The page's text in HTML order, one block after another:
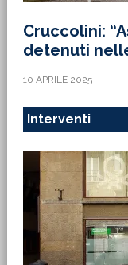
Cruccolini:
detenuti
10 APRILE 2025
Interventi